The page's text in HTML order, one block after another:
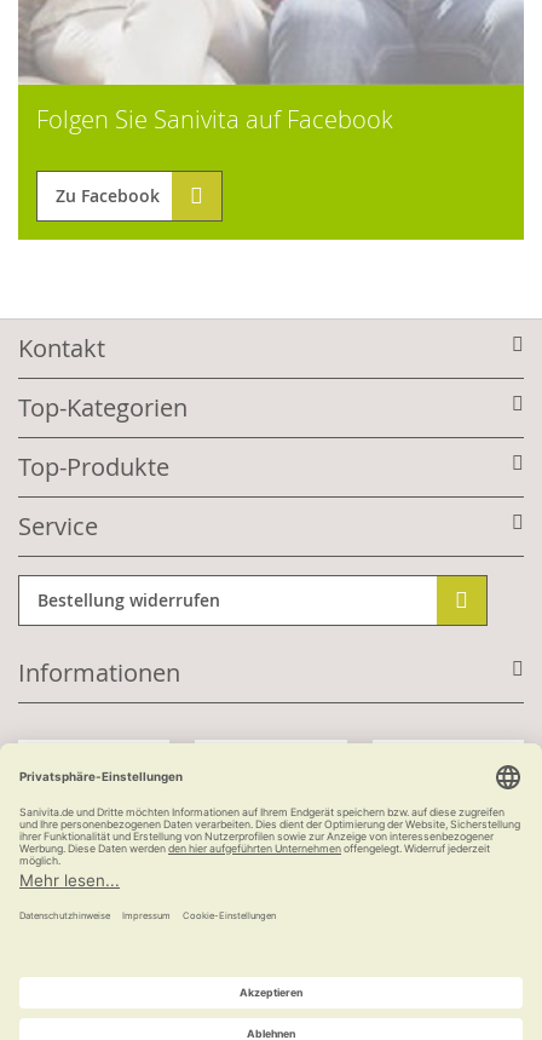
Folgen Sie Sanivita auf Facebook
Zu Facebook
Kontakt
Top-Kategorien
Top-Produkte
Service
Bestellung widerrufen
Informationen
Kauf auf Rechnung
versandkostenfrei